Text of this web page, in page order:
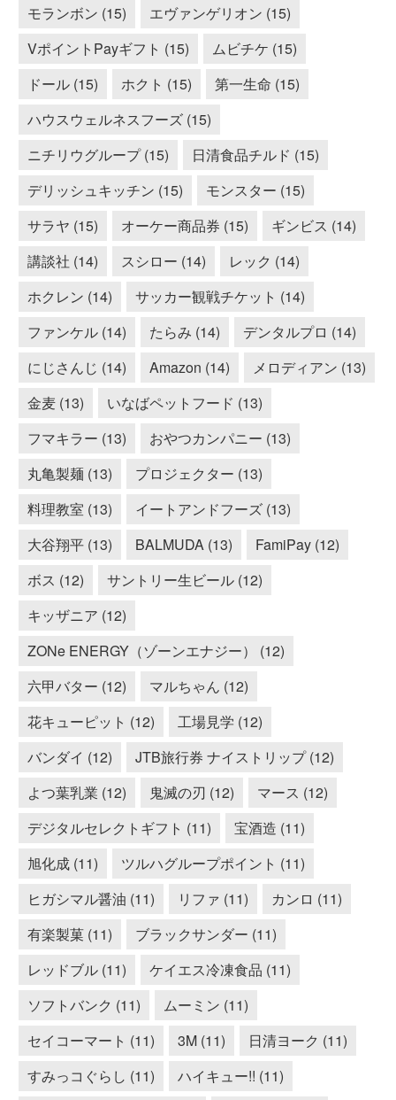
モランボン (15)
エヴァンゲリオン (15)
VポイントPayギフト (15)
ムビチケ (15)
ドール (15)
ホクト (15)
第一生命 (15)
ハウスウェルネスフーズ (15)
ニチリウグループ (15)
日清食品チルド (15)
デリッシュキッチン (15)
モンスター (15)
サラヤ (15)
オーケー商品券 (15)
ギンビス (14)
講談社 (14)
スシロー (14)
レック (14)
ホクレン (14)
サッカー観戦チケット (14)
ファンケル (14)
たらみ (14)
デンタルプロ (14)
にじさんじ (14)
Amazon (14)
メロディアン (13)
金麦 (13)
いなばペットフード (13)
フマキラー (13)
おやつカンパニー (13)
丸亀製麺 (13)
プロジェクター (13)
料理教室 (13)
イートアンドフーズ (13)
大谷翔平 (13)
BALMUDA (13)
FamiPay (12)
ボス (12)
サントリー生ビール (12)
キッザニア (12)
ZONe ENERGY（ゾーンエナジー） (12)
六甲バター (12)
マルちゃん (12)
花キューピット (12)
工場見学 (12)
バンダイ (12)
JTB旅行券 ナイストリップ (12)
よつ葉乳業 (12)
鬼滅の刃 (12)
マース (12)
デジタルセレクトギフト (11)
宝酒造 (11)
旭化成 (11)
ツルハグループポイント (11)
ヒガシマル醤油 (11)
リファ (11)
カンロ (11)
有楽製菓 (11)
ブラックサンダー (11)
レッドブル (11)
ケイエス冷凍食品 (11)
ソフトバンク (11)
ムーミン (11)
セイコーマート (11)
3M (11)
日清ヨーク (11)
すみっコぐらし (11)
ハイキュー!! (11)